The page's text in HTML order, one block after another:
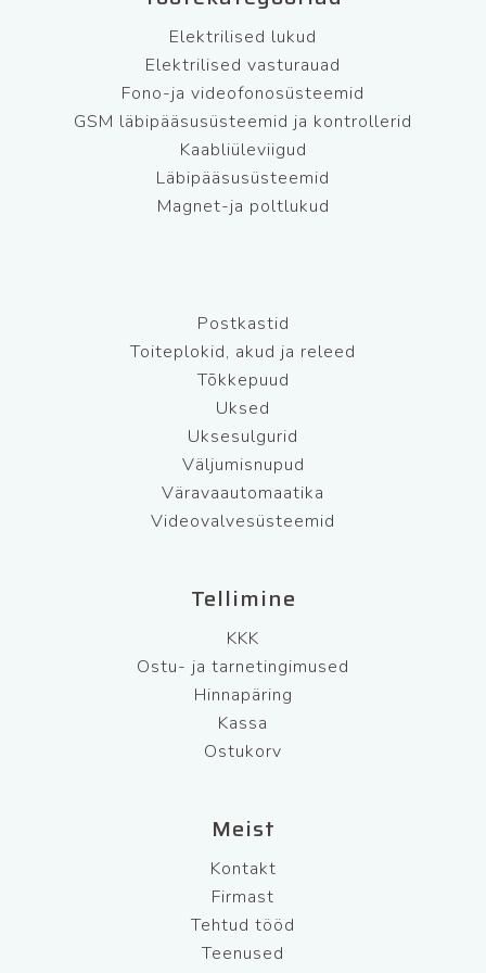
Elektrilised lukud
Elektrilised vasturauad
Fono-ja videofonosüsteemid
GSM läbipääsusüsteemid ja kontrollerid
Kaabliüleviigud
Läbipääsusüsteemid
Magnet-ja poltlukud
Postkastid
Toiteplokid, akud ja releed
Tõkkepuud
Uksed
Uksesulgurid
Väljumisnupud
Väravaautomaatika
Videovalvesüsteemid
Tellimine
KKK
Ostu- ja tarnetingimused
Hinnapäring
Kassa
Ostukorv
Meist
Kontakt
Firmast
Tehtud tööd
Teenused